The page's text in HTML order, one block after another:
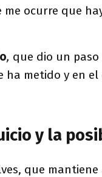
me ocurre que
, que dio un
metido y en el
y la
que